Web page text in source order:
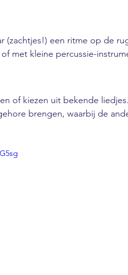
(zachtjes!) een ritme op de
met kleine percussie-
of kiezen uit bekende
brengen, waarbij de